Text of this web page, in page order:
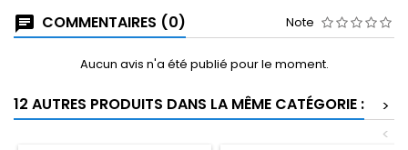
COMMENTAIRES (0) Note
Aucun avis n'a été publié pour le moment.
12 AUTRES PRODUITS DANS LA MÊME CATÉGORIE :
>
<